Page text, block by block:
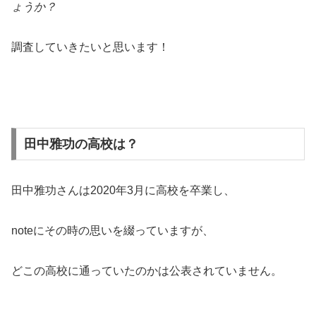
ょうか？
調査していきたいと思います！
田中雅功の高校は？
田中雅功さんは2020年3月に高校を卒業し、
noteにその時の思いを綴っていますが、
どこの高校に通っていたのかは公表されていません。